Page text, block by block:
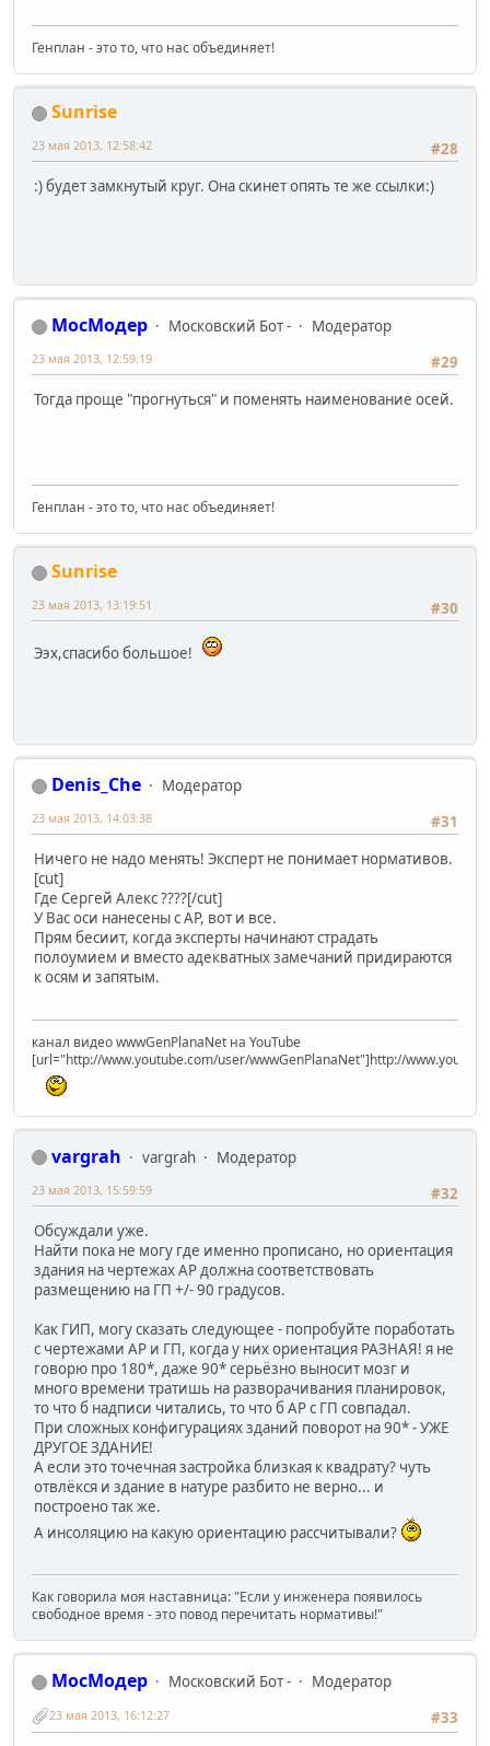
Генплан - это то, что нас объединяет!
Sunrise
#28
23 мая 2013, 12:58:42
:) будет замкнутый круг. Она скинет опять те же ссылки:)
МосМодер Московский Бот -
Модератор
#29
23 мая 2013, 12:59:19
Тогда проще "прогнуться" и поменять наименование осей.
Генплан - это то, что нас объединяет!
Sunrise
#30
23 мая 2013, 13:19:51
Ээх,спасибо большое!
Denis_Che
Модератор
#31
23 мая 2013, 14:03:38
Ничего не надо менять! Эксперт не понимает нормативов.
[cut]
Где Сергей Алекс ????[/cut]
У Вас оси нанесены с АР, вот и все.
Прям бесиит, когда эксперты начинают страдать
полоумием и вместо адекватных замечаний придираются
к осям и запятым.
канал видео wwwGenPlanaNet на YouTube
[url="http://www.youtube.com/user/wwwGenPlanaNet"]http://
vargrah vargrah
Модератор
#32
23 мая 2013, 15:59:59
Обсуждали уже.
Найти пока не могу где именно прописано, но ориентация
здания на чертежах АР должна соответствовать
размещению на ГП +/- 90 градусов.
Как ГИП, могу сказать следующее - попробуйте поработать
с чертежами АР и ГП, когда у них ориентация РАЗНАЯ! я не
говорю про 180*, даже 90* серьёзно выносит мозг и
много времени тратишь на разворачивания планировок,
то что б надписи читались, то что б АР с ГП совпадал.
При сложных конфигурациях зданий поворот на 90* - УЖЕ
ДРУГОЕ ЗДАНИЕ!
А если это точечная застройка близкая к квадрату? чуть
отвлёкся и здание в натуре разбито не верно... и
построено так же.
А инсоляцию на какую ориентацию рассчитывали?
Как говорила моя наставница: "Если у инженера появилось
свободное время - это повод перечитать нормативы!"
МосМодер Московский Бот -
Модератор
#33
23 мая 2013, 16:12:27